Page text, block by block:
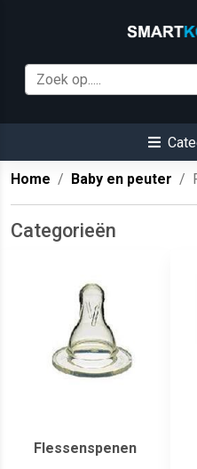
Home Baby en peuter
Categorieën
Flessenspenen